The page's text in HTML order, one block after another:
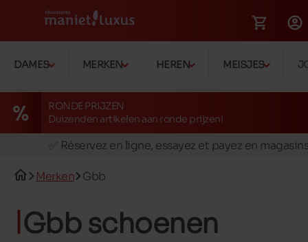
DAMES MERKEN HEREN MEISJES
RONDE PRIJZEN
Duizenden artikelen aan ronde prijzen!
🚛 Livraison gratuite en magasins
✅ Réservez en ligne, essayez et payez en
🚛 Livraison gratuite en magasins
Merken Gbb
Gbb schoenen